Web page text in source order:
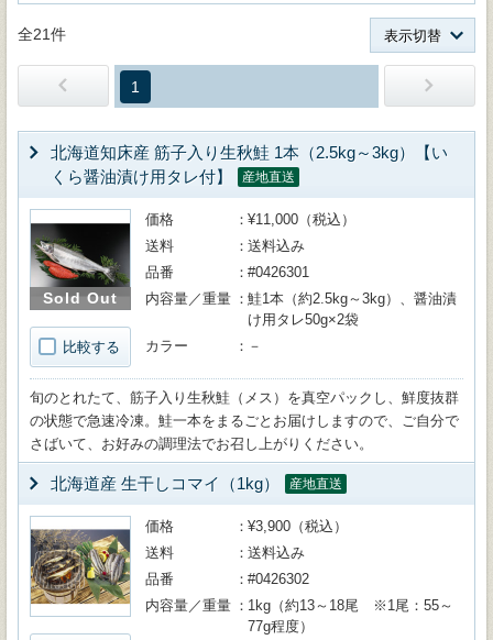
全21件 表示切替
1
北海道知床産 筋子入り生秋鮭 1本（2.5kg～3kg）【い
くら醤油漬け用タレ付】
産地直送
Sold Out
比較する
価格
¥11,000（税込）
送料
送料込み
品番
#0426301
内容量／重量
鮭1本（約2.5kg～3kg）、醤油漬
け用タレ50g×2袋
カラー
－
旬のとれたて、筋子入り生秋鮭（メス）を真空パックし、鮮度抜群
の状態で急速冷凍。鮭一本をまるごとお届けしますので、ご自分で
さばいて、お好みの調理法でお召し上がりください。
北海道産 生干しコマイ（1kg） 産地直送
価格
¥3,900（税込）
送料
送料込み
品番
#0426302
内容量／重量
1kg（約13～18尾 ※1尾：55～
77g程度）